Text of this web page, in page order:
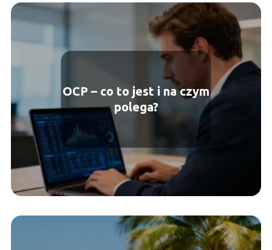
OCP – co to jest i na czym
polega?